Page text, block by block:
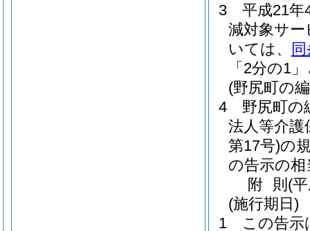
3
平成21年
減対象サ
いては、
「2分の1
(野尻町の
4
野尻町の
法人等介護
第17号)の
の告示の
附 則 (
(施行期日)
1
この告示